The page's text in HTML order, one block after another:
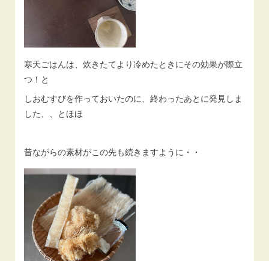
寒天ごはんは、炊きたてより冷めたときにその効果が際立
つ！と
しおむすびを作っておいたのに、終わったあとに発見しま
した、、とほほ
昔ながらの素材がこの先も続きますように・・